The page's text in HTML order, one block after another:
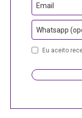
Email
Whatsapp
EmailEu aceito